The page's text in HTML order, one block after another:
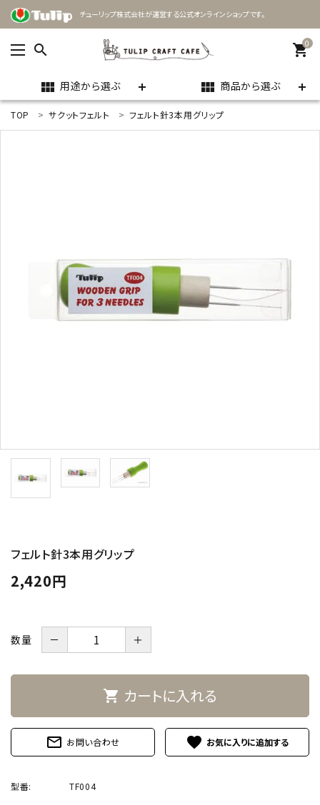
チューリップ株式会社が運営する公式オンラインショップです。
search 0
shopping_cart
view_module 用途から選ぶ view_module 商品から選ぶ
ACCOUNT MENU
商品カテゴリー
プライバシーポリシー
特定商取引法について
TOP サクットフェルト フェルト針3本用グリップ
フェルト針3本用グリップ
2,420円
数量 － ＋
shopping_cart カートに入れる
mail_outline お問い合わせ favorite
型番: TF004